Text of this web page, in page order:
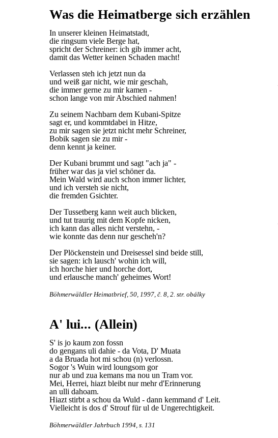
Was die Heimatberge sich erzählen
In unserer kleinen Heimatstadt,
die ringsum viele Berge hat,
spricht der Schreiner: ich gib immer acht,
damit das Wetter keinen Schaden macht!
Verlassen steh ich jetzt nun da
und weiß gar nicht, wie mir geschah,
die immer gerne zu mir kamen -
schon lange von mir Abschied nahmen!
Zu seinem Nachbarn dem Kubani-Spitze
sagt er, und kommtdabei in Hitze,
zu mir sagen sie jetzt nicht mehr Schreiner,
Bobik sagen sie zu mir -
denn kennt ja keiner.
Der Kubani brummt und sagt "ach ja" -
früher war das ja viel schöner da.
Mein Wald wird auch schon immer lichter,
und ich versteh sie nicht,
die fremden Gsichter.
Der Tussetberg kann weit auch blicken,
und tut traurig mit dem Kopfe nicken,
ich kann das alles nicht verstehn, -
wie konnte das denn nur gescheh'n?
Der Plöckenstein und Dreisessel sind beide still,
sie sagen: ich lausch' wohin ich will,
ich horche hier und horche dort,
und erlausche manch' geheimes Wort!
Böhmerwäldler Heimatbrief, 50, 1997, č. 8, 2. str. obálky
A' lui... (Allein)
S' is jo kaum zon fossn
do gengans uli dahie - da Vota, D' Muata
a da Bruada hot mi schou (n) verlossn.
Sogor 's Wuin wird loungsom gor
nur ab und zua kemans ma nou un Tram vor.
Mei, Herrei, hiazt bleibt nur mehr d'Erinnerung
an ulli dahoam.
Hiazt stirbt a schou da Wuld - dann kemmand d' Leit.
Vielleicht is dos d' Strouf für ul de Ungerechtigkeit.
Böhmerwäldler Jahrbuch 1994, s. 131